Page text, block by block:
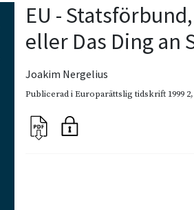
EU -
eller Das Ding an
Joakim Nergelius
Publicerad iEuroparättslig tidskrift 1999 2,